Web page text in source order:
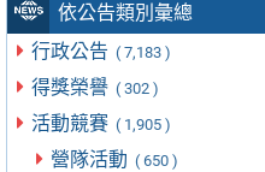
依公告類別彙總
行政公告 ( 7,183 )
得獎榮譽 ( 302 )
活動競賽 ( 1,905 )
營隊活動 ( 650 )